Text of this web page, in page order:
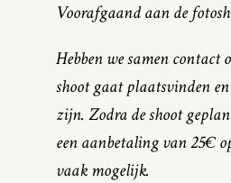
Voorafgaand aan de
Hebben we samen contact
shoot gaat plaatsvinden
zijn. Zodra de shoot
een aanbetaling van 25€
vaak mogelijk.